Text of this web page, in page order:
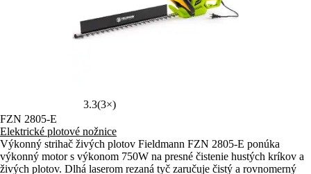
3.3(3×)
FZN 2805-E
Elektrické plotové nožnice
Výkonný strihač živých plotov Fieldmann FZN 2805-E ponúka
výkonný motor s výkonom 750W na presné čistenie hustých kríkov a
živých plotov. Dlhá laserom rezaná tyč zaručuje čistý a rovnomerný